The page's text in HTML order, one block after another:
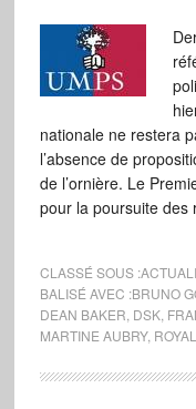
nationale ne restera
l’absence de
de l’ornière. Le
pour la poursuite
CLASSÉ SOUS :
BALISÉ AVEC :BRUNO
DEAN BAKER DSK,
MARTINE AUBRY, ROYAL